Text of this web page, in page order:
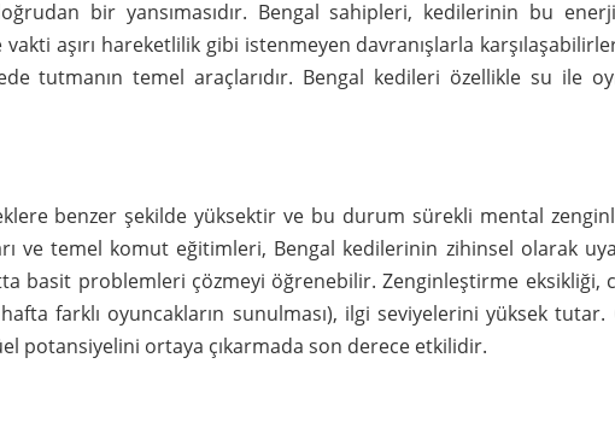
bir yansımasıdır. Bengal sahipleri, kedilerinin bu
aşırı hareketlilik gibi istenmeyen davranışlarla
tutmanın temel araçlarıdır. Bengal kedileri özellikle su ile
benzer şekilde yüksektir ve bu durum sürekli mental
ve temel komut eğitimleri, Bengal kedilerinin zihinsel olarak
basit problemleri çözmeyi öğrenebilir. Zenginleştirme eksikliği,
farklı oyuncakların sunulması), ilgi seviyelerini yüksek
potansiyelini ortaya çıkarmada son derece etkilidir.